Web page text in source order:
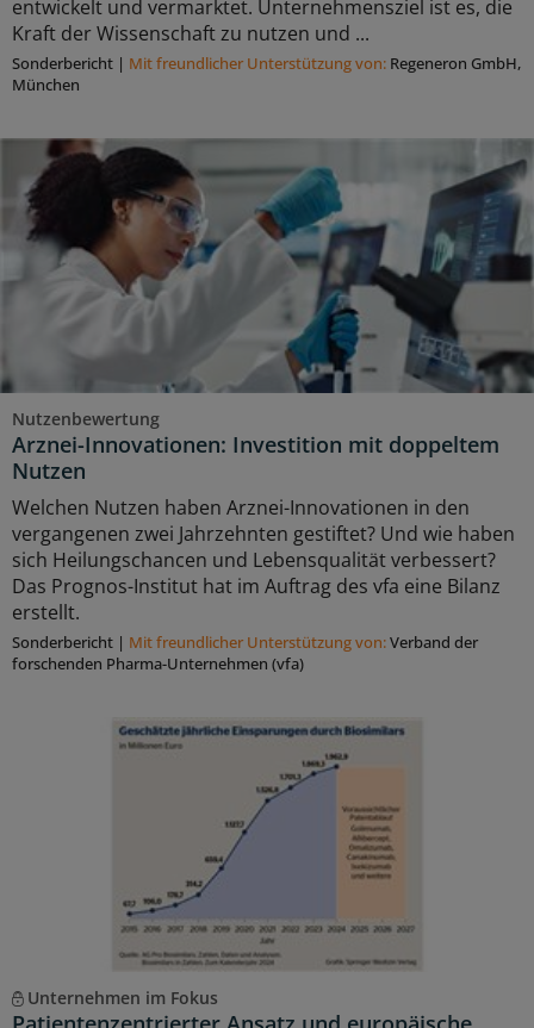
entwickelt und vermarktet. Unternehmensziel ist es, die
Kraft der Wissenschaft zu nutzen und ...
Sonderbericht | Mit freundlicher Unterstützung von: Regeneron GmbH,
München
Nutzenbewertung
Arznei-Innovationen: Investition mit doppeltem
Nutzen
Welchen Nutzen haben Arznei-Innovationen in den
vergangenen zwei Jahrzehnten gestiftet? Und wie haben
sich Heilungschancen und Lebensqualität verbessert?
Das Prognos-Institut hat im Auftrag des vfa eine Bilanz
erstellt.
Sonderbericht | Mit freundlicher Unterstützung von:Verband der
forschenden Pharma-Unternehmen (vfa)
Unternehmen im Fokus